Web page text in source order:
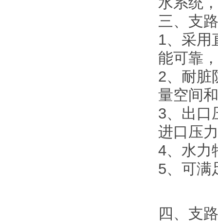
三、支
1、采用
能可靠
2、耐脏
量空间
3、出口
进口压
4、水力
5、可满
四、支